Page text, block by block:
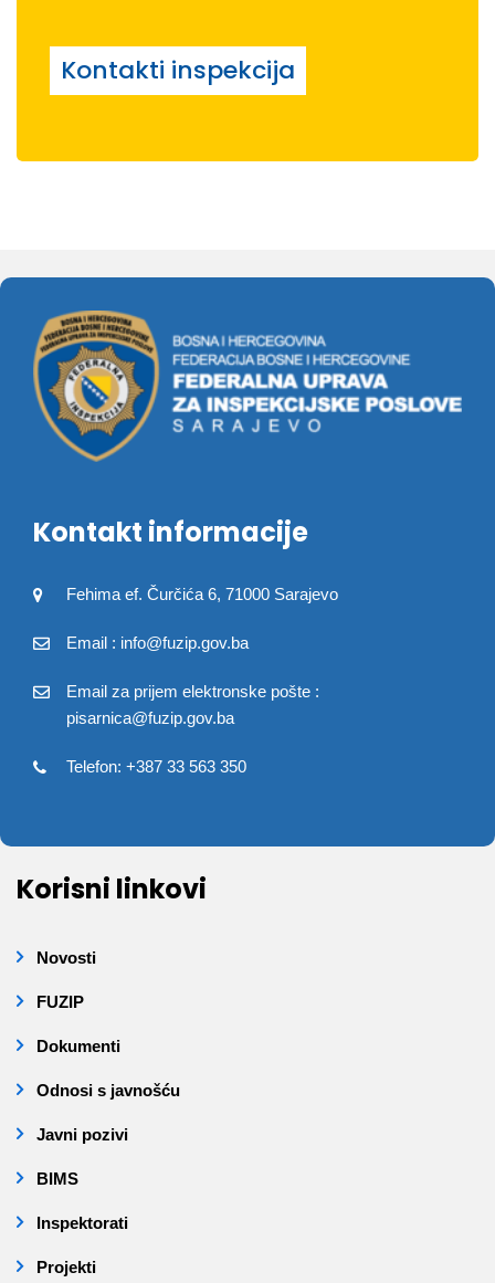
Kontakti inspekcija
Kontakt informacije
Fehima ef. Čurčića 6, 71000 Sarajevo
Email : info@fuzip.gov.ba
Email za prijem elektronske pošte :
pisarnica@fuzip.gov.ba
Telefon: +387 33 563 350
Korisni linkovi
Novosti
FUZIP
Dokumenti
Odnosi s javnošću
Javni pozivi
BIMS
Inspektorati
Projekti